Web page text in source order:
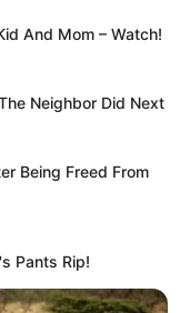
And Mom – Watch!
Neighbor Did Next
Being Freed From
Pants Rip!